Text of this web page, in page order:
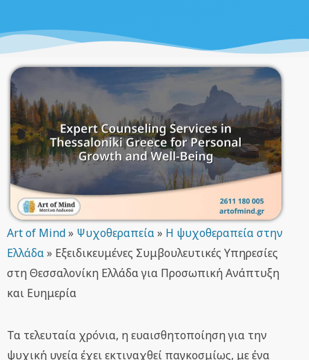
Art of Mind» Ψυχοθεραπεία» Η ψυχοθεραπεία στην
Ελλάδα» Εξειδικευμένες Συμβουλευτικές Υπηρεσίες
στη Θεσσαλονίκη Ελλάδα για Προσωπική Ανάπτυξη
και Ευημερία
Τα τελευταία χρόνια, η ευαισθητοποίηση για την
ψυχική υγεία έχει εκτιναχθεί παγκοσμίως, με ένα